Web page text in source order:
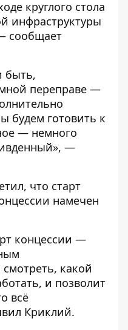
круглого стола
инфраструктуры
сообщает
быть,
переправе —
будем готовить к
— немного
—
что старт
намечен
концессии —
какой
и позволит
всё
Криклий.